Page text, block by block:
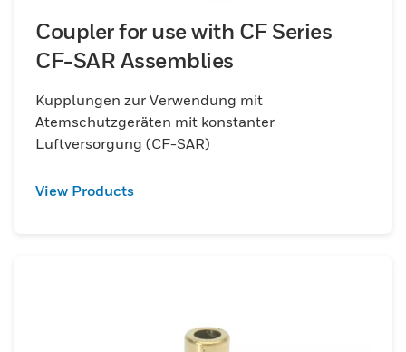
Coupler for use with CF Series
CF-SAR Assemblies
Kupplungen zur Verwendung mit
Atemschutzgeräten mit konstanter
Luftversorgung (CF-SAR)
View Products